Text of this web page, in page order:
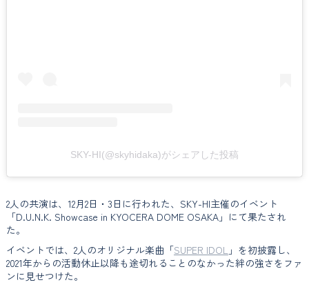
SKY-HI(@skyhidaka)がシェアした投稿
2人の共演は、12月2日・3日に行われた、SKY-HI主催のイベント
「D.U.N.K. Showcase in KYOCERA DOME OSAKA」にて果たされ
た。
イベントでは、2人のオリジナル楽曲「SUPER IDOL 」を初披露し、
2021年からの活動休止以降も途切れることのなかった絆の強さをファ
ンに見せつけた。